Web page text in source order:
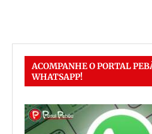
ACOMPANHE O PORTAL
WHATSAPP!